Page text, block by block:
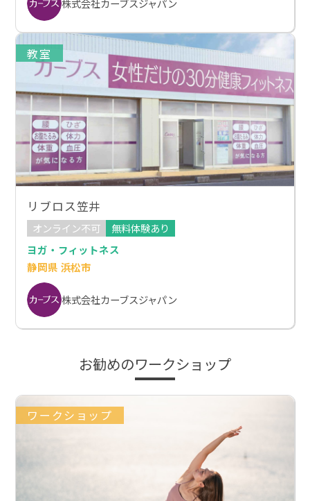
株式会社カーブスジャパン
教室
リブロス笠井
オンライン不可
無料体験あり
ヨガ・フィットネス
静岡県 浜松市
株式会社カーブスジャパン
お勧めのワークショップ
ワークショップ